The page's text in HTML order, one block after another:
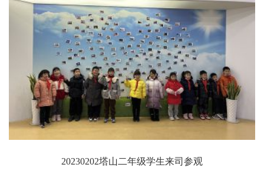
20230202塔山二年级学生来司参观